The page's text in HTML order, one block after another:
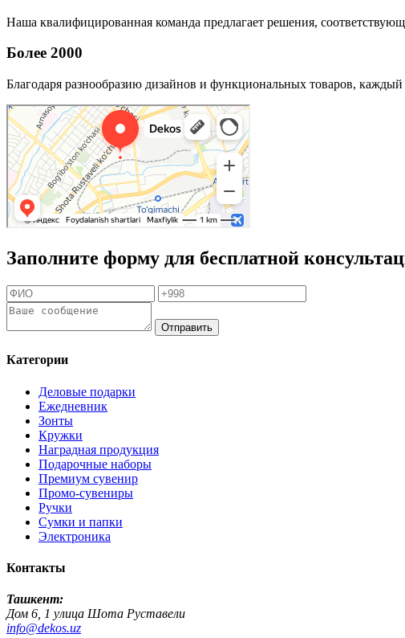
Наша квалифицированная команда предлагает решения,
Более 2000
Благодаря разнообразию дизайнов и функциональных товаров,
Заполните форму для бесплатной
Отправить
Категории
Деловые подарки
Ежедневник
Зонты
Кружки
Наградная продукция
Подарочные наборы
Премиум сувенир
Промо-сувениры
Ручки
Сумки и папки
Электроника
Контакты
Ташкент:
Дом 6, 1 улица Шота Руставели
info@dekos.uz